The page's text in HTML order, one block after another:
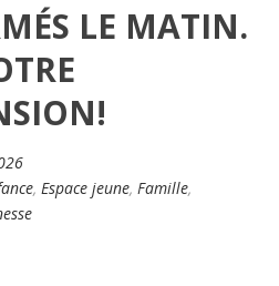
LE MATIN.
, Espace jeune, Famille,